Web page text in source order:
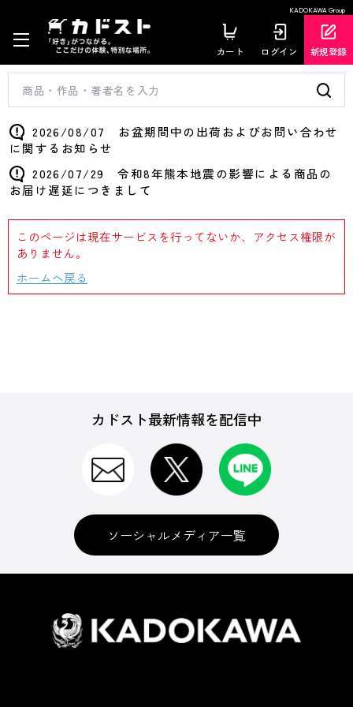
KADOKAWA Group
カート ログイン 新規登録
2026/08/07 お盆期間中の出荷およびお問い合わせ
に関するお知らせ
2026/07/29 令和8年熊本地震の影響による商品の
お届け遅延につきまして
このページは現在サービスを行ってないか、アクセス権限が
ありません。
ホームへ戻る
カドスト最新情報を配信中
ソーシャルメディア一覧